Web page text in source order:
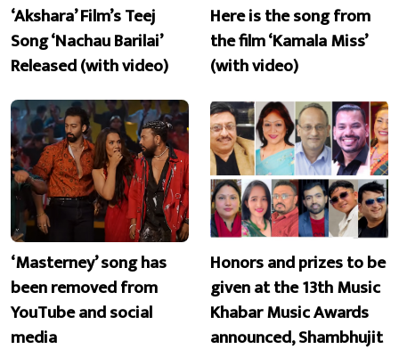
‘Akshara’ Film’s Teej
Song ‘Nachau Barilai’
Released (with video)
Here is the song from
the film ‘Kamala Miss’
(with video)
‘Masterney’ song has
been removed from
YouTube and social
media
Honors and prizes to be
given at the 13th Music
Khabar Music Awards
announced, Shambhujit